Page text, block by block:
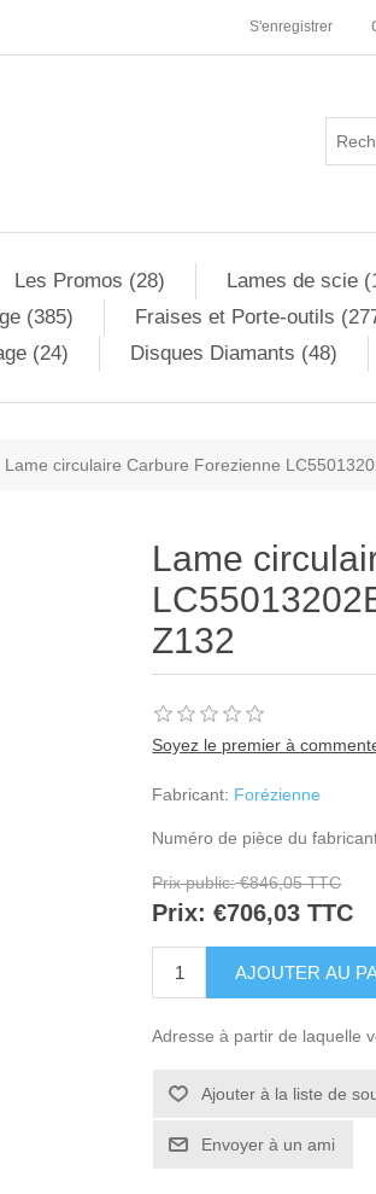
S'enregistrer
Les Promos (28) Lames de scie
(385) Fraises et Porte-outils
(24) Disques Diamants (48)
Lame circulaire Carbure Forezienne
Lame
Z132
Soyez le premier à
Fabricant: Forézienne
Numéro de pièce du
Prix public: €846,05 TTC
Prix: €706,03 TTC
Adresse à partir de laquelle